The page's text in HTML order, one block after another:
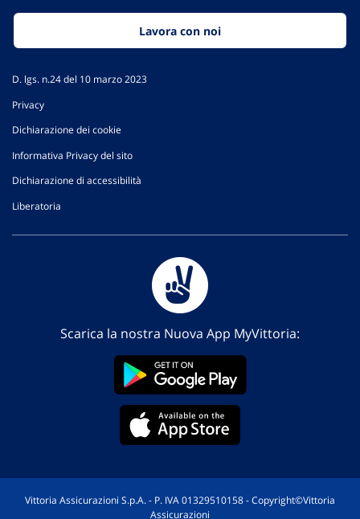
Lavora con noi
D. lgs. n.24 del 10 marzo 2023
Privacy
Dichiarazione dei cookie
Informativa Privacy del sito
Dichiarazione di accessibilità
Liberatoria
Scarica la nostra Nuova App MyVittoria:
Vittoria Assicurazioni S.p.A. - P. IVA 01329510158 - Copyright©Vittoria
Assicurazioni